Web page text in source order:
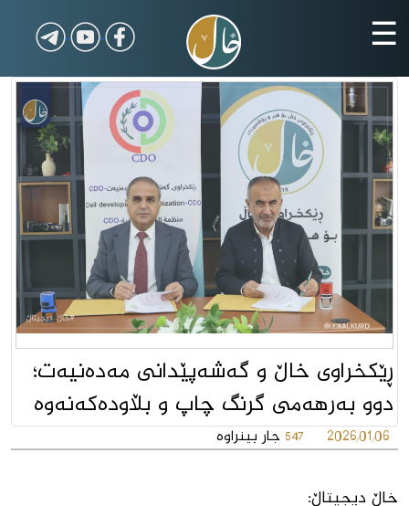
☰
ڕێکخراوى خاڵ و گەشەپێدانى مەدەنیەت؛
دوو بەرهەمى گرنگ چاپ و بڵاودەکەنەوە
2026/01/06
547 جار بینراوە
خاڵ دیجیتاڵ: